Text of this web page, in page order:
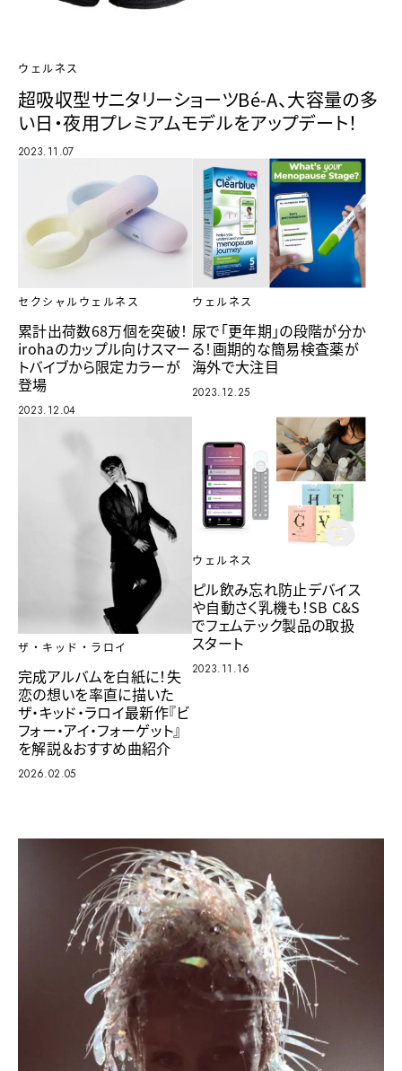
ウェルネス
超吸収型サニタリーショーツBé-A、大容量の多
い日・夜用プレミアムモデルをアップデート！
2023.11.07
セクシャルウェルネス
累計出荷数68万個を突破！
irohaのカップル向けスマー
トバイブから限定カラーが
登場
2023.12.04
ウェルネス
尿で「更年期」の段階が分か
る！画期的な簡易検査薬が
海外で大注目
2023.12.25
ザ・キッド・ラロイ
完成アルバムを白紙に！失
恋の想いを率直に描いた
ザ・キッド・ラロイ最新作『ビ
フォー・アイ・フォーゲット』
を解説＆おすすめ曲紹介
2026.02.05
ウェルネス
ピル飲み忘れ防止デバイス
や自動さく乳機も！SB C&S
でフェムテック製品の取扱
スタート
2023.11.16